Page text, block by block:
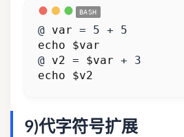
@ var = 5 + 5
echo
$var
@ v2 = $var + 3
echo
$v2
9)代字符号扩展